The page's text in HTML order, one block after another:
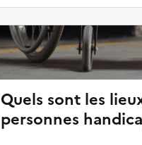
Quels sont les
personnes